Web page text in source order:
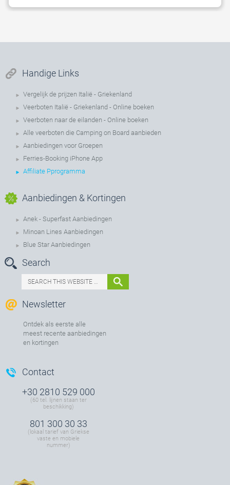
Handige Links
Vergelijk de prijzen Italië - Griekenland
Veerboten Italië - Griekenland - Online boeken
Veerboten naar de eilanden - Online boeken
Alle veerboten die Camping on Board aanbieden
Aanbiedingen voor Groepen
Ferries-Booking iPhone App
Affiliate Pprogramma
Aanbiedingen & Kortingen
Anek - Superfast Aanbiedingen
Minoan Lines Aanbiedingen
Blue Star Aanbiedingen
Search
Newsletter
Ontdek als eerste alle
meest recente aanbiedingen
en kortingen
Contact
+30 2810 529 000
(60 tel. lijnen staan ter
beschikking)
801 300 30 33
(lokaal tarief van Griekse
vaste en mobiele
nummer)